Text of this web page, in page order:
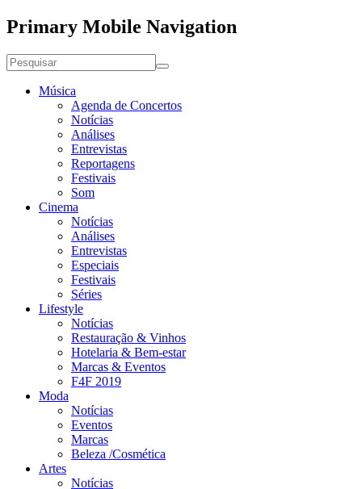
Primary Mobile Navigation
Música
Agenda de Concertos
Notícias
Análises
Entrevistas
Reportagens
Festivais
Som
Cinema
Notícias
Análises
Entrevistas
Especiais
Festivais
Séries
Lifestyle
Notícias
Restauração & Vinhos
Hotelaria & Bem-estar
Marcas & Eventos
F4F 2019
Moda
Notícias
Eventos
Marcas
Beleza /Cosmética
Artes
Notícias